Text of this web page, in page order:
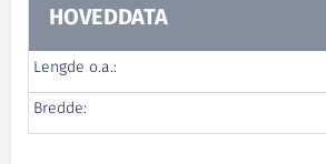
HOVEDDATA
Lengde o.a.:
Bredde: